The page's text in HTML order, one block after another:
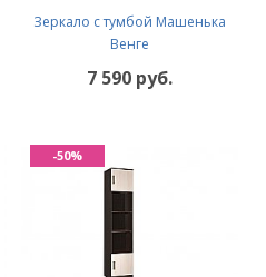
Зеркало с тумбой Машенька
Венге
7 590 руб.
-50%